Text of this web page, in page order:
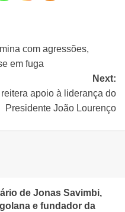
com agressões,
em fuga
Next:
apoio à liderança do
Presidente João Lourenço
de Jonas Savimbi,
e fundador da